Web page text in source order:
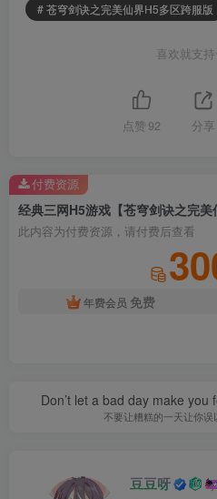
# 苍穹剑诀之完美仙界H5多区跨服版
喜欢就支
点赞 92 分享
此内容为付费资源，请付费后查看
年费会员 免费
付费资源
Don’t let a bad day make
不要让糟糕的一天让你误
豆豆呀